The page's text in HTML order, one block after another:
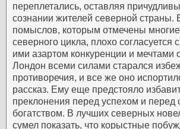
переплетались, оставляя
сознании жителей северной страны.
помыслов, которым отмечены многие
северного цикла, плохо
ими азартом конкуренции и мечтами
Лондон всеми силами старался
противоречия, и все же оно
рассказ. Ему еще предстояло
преклонения перед успехом и перед
богатством. В лучших северных
сумел показать, что корыстные